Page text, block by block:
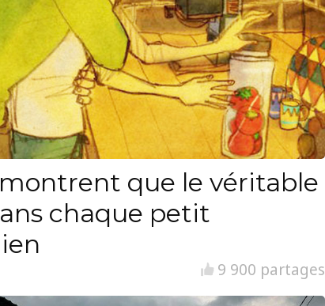
que le véritable
chaque petit
9 900 partages